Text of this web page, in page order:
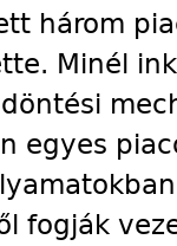
három
Minél
egyes
fogják